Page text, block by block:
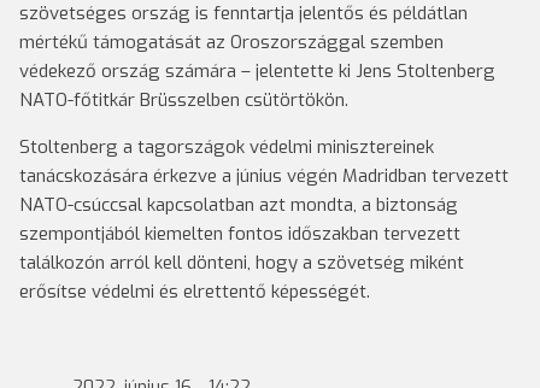
szövetséges ország is fenntartja jelentős és példátlan
mértékű támogatását az Oroszországgal szemben
védekező ország számára – jelentette ki Jens Stoltenberg
NATO-főtitkár Brüsszelben csütörtökön.
Stoltenberg a tagországok védelmi minisztereinek
tanácskozására érkezve a június végén Madridban tervezett
NATO-csúccsal kapcsolatban azt mondta, a biztonság
szempontjából kiemelten fontos időszakban tervezett
találkozón arról kell dönteni, hogy a szövetség miként
erősítse védelmi és elrettentő képességét.